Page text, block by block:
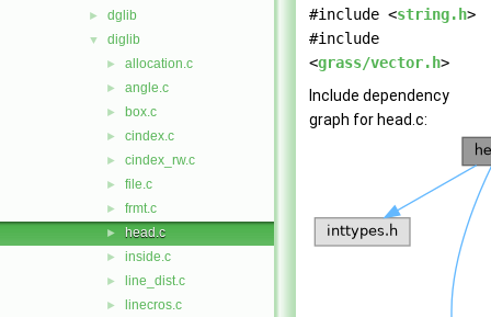
► dglib
▼ diglib
► allocation.c
► angle.c
► box.c
► cindex.c
► cindex_rw.c
► file.c
► frmt.c
► head.c
► inside.c
► line_dist.c
► linecros.c
#include <string.h>
#include
<grass/vector.h>
Include dependency
graph for head.c: